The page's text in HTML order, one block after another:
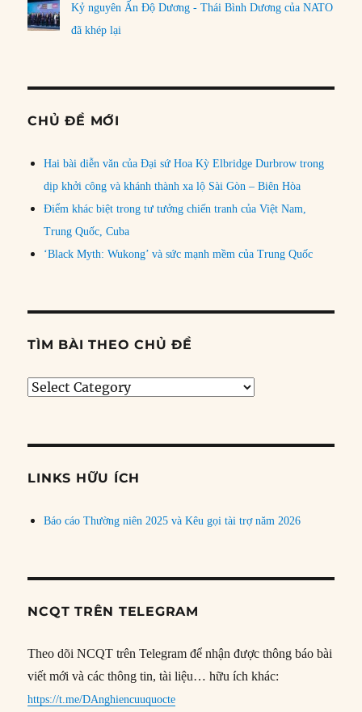
Kỷ nguyên Ấn Độ Dương - Thái Bình Dương của NATO
đã khép lại
CHỦ ĐỀ MỚI
Hai bài diễn văn của Đại sứ Hoa Kỳ Elbridge Durbrow trong
dịp khởi công và khánh thành xa lộ Sài Gòn – Biên Hòa
Điểm khác biệt trong tư tưởng chiến tranh của Việt Nam,
Trung Quốc, Cuba
‘Black Myth: Wukong’ và sức mạnh mềm của Trung Quốc
TÌM BÀI THEO CHỦ ĐỀ
Tìm
đề
LINKS HỮU ÍCH
Báo cáo Thường niên 2025 và Kêu gọi tài trợ năm 2026
NCQT TRÊN TELEGRAM
Theo dõi NCQT trên Telegram để nhận được thông báo bài
viết mới và các thông tin, tài liệu… hữu ích khác:
https://t.me/DAnghiencuuquocte